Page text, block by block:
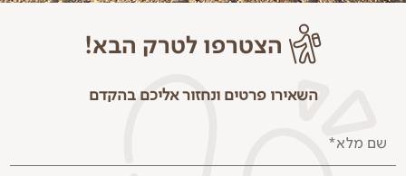
ארוחת בוקר וצהריים ליום הראשון
כוס רב פעמית
נייר טואלט
הצטרפו לטרק הבא!
השאירו פרטים ונחזור אליכם בהקדם
שם מלא*